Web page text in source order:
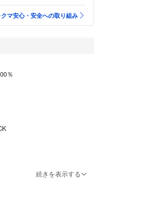
クマ安心・安全への取り組み
％
続きを表示する